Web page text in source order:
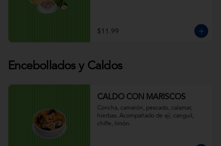
$11.99
Encebollados y Caldos
CALDO CON MARISCOS
Concha, camarón, pescado, calamar,
hierbas. Acompañado de ají, canguil,
chifle, limón.